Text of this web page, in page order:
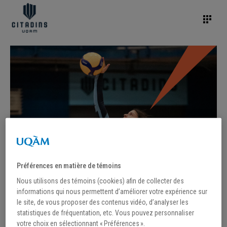
Préférences en matière de témoins
Nous utilisons des témoins (cookies) afin de collecter des
informations qui nous permettent d’améliorer votre expérience sur
le site, de vous proposer des contenus vidéo, d’analyser les
statistiques de fréquentation, etc. Vous pouvez personnaliser
votre choix en sélectionnant « Préférences ».